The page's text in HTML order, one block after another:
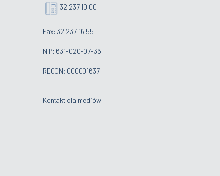
32 237 10 00
Fax: 32 237 16 55
NIP: 631-020-07-36
REGON: 000001637
Kontakt dla mediów